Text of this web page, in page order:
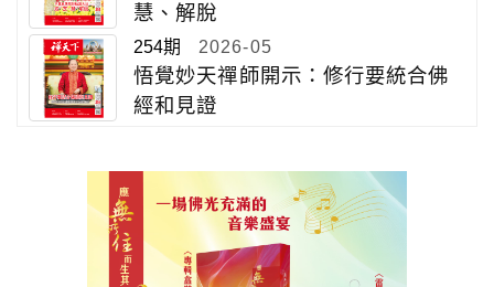
慧、解脫
254期 2026-05
悟覺妙天禪師開示：修行要統合佛
經和見證